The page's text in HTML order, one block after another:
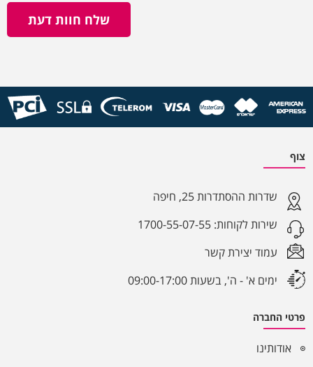
שלח חוות דעת
צוף
שדרות ההסתדרות 25, חיפה
שירות לקוחות: 1700-55-07-55
עמוד יצירת קשר
ימים א' - ה', בשעות 09:00-17:00
פרטי החברה
אודותינו